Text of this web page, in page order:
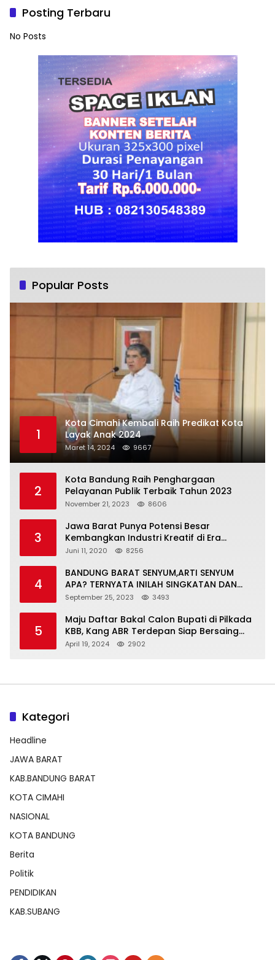
Posting Terbaru
No Posts
Popular Posts
1
Kota Cimahi Kembali Raih Predikat Kota
Layak Anak 2024
Maret 14, 2024 9667
2
Kota Bandung Raih Penghargaan
Pelayanan Publik Terbaik Tahun 2023
November 21, 2023 8606
3
Jawa Barat Punya Potensi Besar
Kembangkan Industri Kreatif di Era
Normal Baru
Juni 11, 2020 8256
4
BANDUNG BARAT SENYUM,ARTI SENYUM
APA? TERNYATA INILAH SINGKATAN DAN
MAKNANYA
September 25, 2023 3493
5
Maju Daftar Bakal Calon Bupati di Pilkada
KBB, Kang ABR Terdepan Siap Bersaing
Dengan Balon Lainnya
April 19, 2024 2902
Kategori
Headline
JAWA BARAT
KAB.BANDUNG BARAT
KOTA CIMAHI
NASIONAL
KOTA BANDUNG
Berita
Politik
PENDIDIKAN
KAB.SUBANG